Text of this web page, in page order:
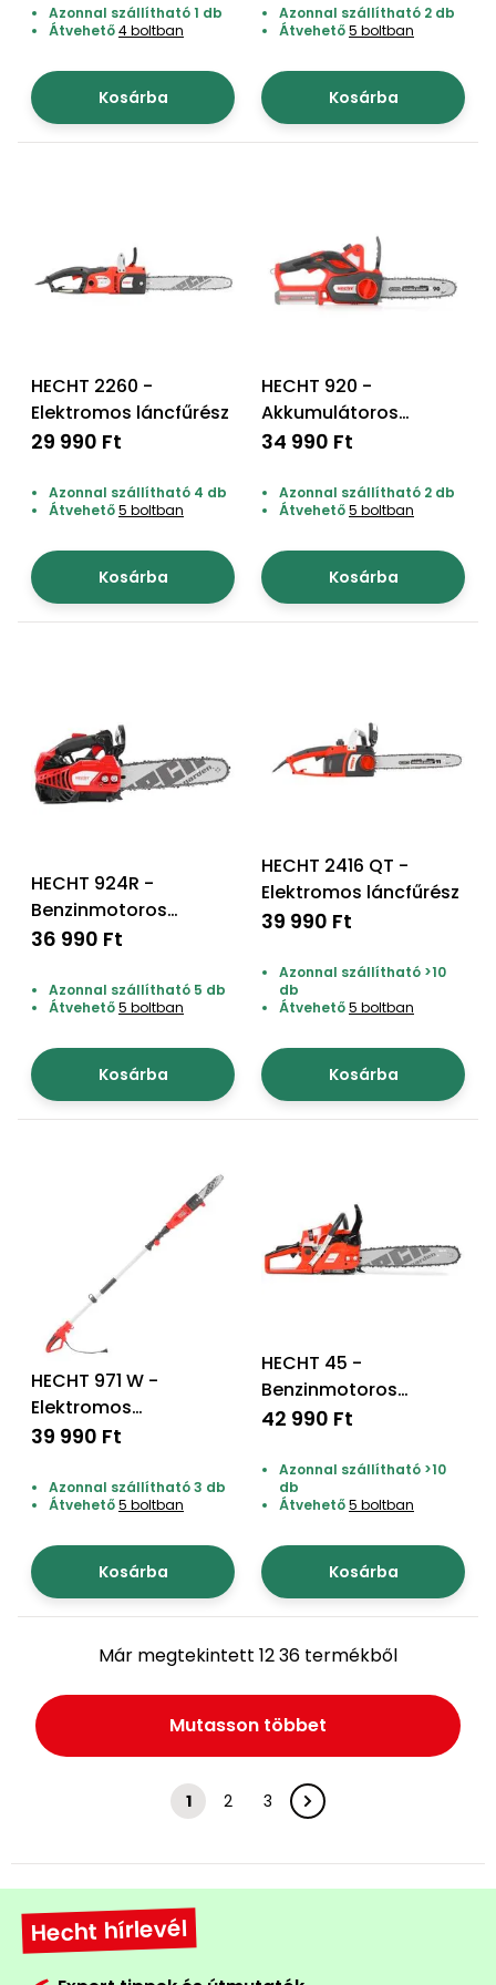
Azonnal szállítható 1 db
Átvehető4 boltban
Kosárba
Azonnal szállítható 2 db
Átvehető5 boltban
Kosárba
HECHT 2260 -
Elektromos láncfűrész
29 990 Ft
Azonnal szállítható 4 db
Átvehető5 boltban
Kosárba
HECHT 920 -
Akkumulátoros
láncfűrész, akku+töltő
34 990 Ft
Azonnal szállítható 2 db
Átvehető5 boltban
Kosárba
HECHT 924R -
Benzinmotoros
láncfűrész
36 990 Ft
Azonnal szállítható 5 db
Átvehető5 boltban
Kosárba
HECHT 2416 QT -
Elektromos láncfűrész
39 990 Ft
Azonnal szállítható >10
db
Átvehető5 boltban
Kosárba
HECHT 971 W -
Elektromos
magassági ágvágó
39 990 Ft
Azonnal szállítható 3 db
Átvehető5 boltban
Kosárba
HECHT 45 -
Benzinmotoros
láncfűrész
42 990 Ft
Azonnal szállítható >10
db
Átvehető5 boltban
Kosárba
Már megtekintett 12 36 termékből
Mutasson többet
1 2 3
Hecht hírlevél